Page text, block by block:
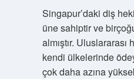
Singapur’daki diş
üne sahiptir ve
almıştır. Uluslararası
kendi ülkelerinde
çok daha azına